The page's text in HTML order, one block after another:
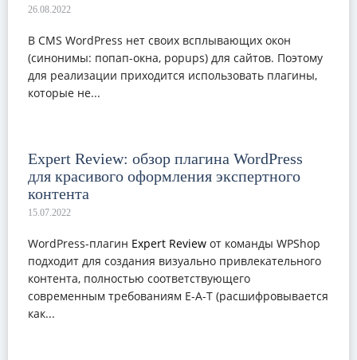
В CMS WordPress нет своих всплывающих окон
(синонимы: попап-окна, popups) для сайтов. Поэтому
для реализации приходится использовать плагины,
которые не...
Expert Review: обзор плагина WordPress
для красивого оформления экспертного
контента
WordPress-плагин Expert Review от команды WPShop
подходит для создания визуально привлекательного
контента, полностью соответствующего
современным требованиям E-A-T (расшифровывается
как...